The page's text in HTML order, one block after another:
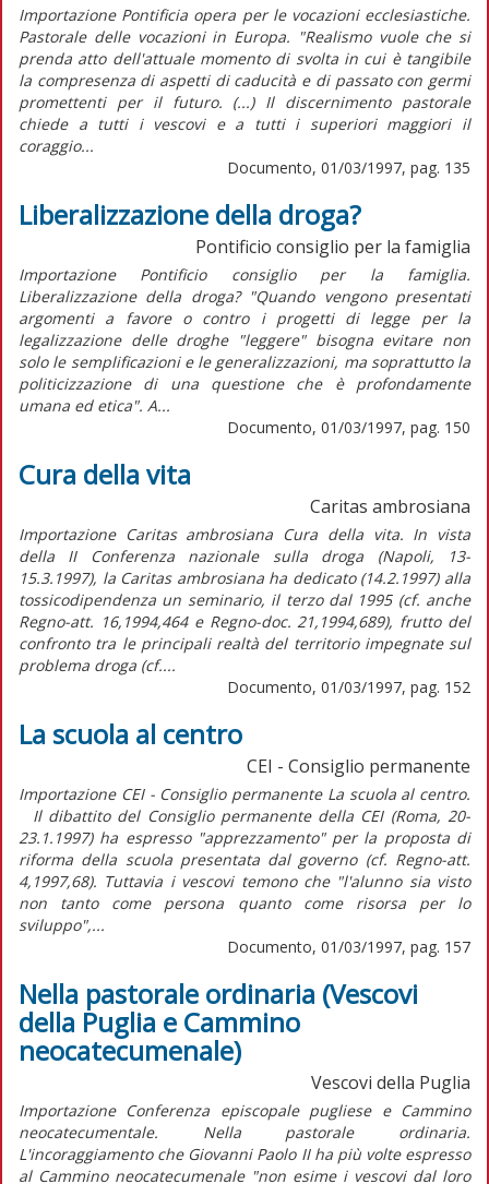
Importazione Pontificia opera per le vocazioni ecclesiastiche.
Pastorale delle vocazioni in Europa. "Realismo vuole che si
prenda atto dell'attuale momento di svolta in cui è tangibile
la compresenza di aspetti di caducità e di passato con germi
promettenti per il futuro. (...) Il discernimento pastorale
chiede a tutti i vescovi e a tutti i superiori maggiori il
coraggio...
Documento, 01/03/1997, pag. 135
Liberalizzazione della droga?
Pontificio consiglio per la famiglia
Importazione Pontificio consiglio per la famiglia.
Liberalizzazione della droga? "Quando vengono presentati
argomenti a favore o contro i progetti di legge per la
legalizzazione delle droghe "leggere" bisogna evitare non
solo le semplificazioni e le generalizzazioni, ma soprattutto la
politicizzazione di una questione che è profondamente
umana ed etica". A...
Documento, 01/03/1997, pag. 150
Cura della vita
Caritas ambrosiana
Importazione Caritas ambrosiana Cura della vita. In vista
della II Conferenza nazionale sulla droga (Napoli, 13-
15.3.1997), la Caritas ambrosiana ha dedicato (14.2.1997) alla
tossicodipendenza un seminario, il terzo dal 1995 (cf. anche
Regno-att. 16,1994,464 e Regno-doc. 21,1994,689), frutto del
confronto tra le principali realtà del territorio impegnate sul
problema droga (cf....
Documento, 01/03/1997, pag. 152
La scuola al centro
CEI - Consiglio permanente
Importazione CEI - Consiglio permanente La scuola al centro.
Il dibattito del Consiglio permanente della CEI (Roma, 20-
23.1.1997) ha espresso "apprezzamento" per la proposta di
riforma della scuola presentata dal governo (cf. Regno-att.
4,1997,68). Tuttavia i vescovi temono che "l'alunno sia visto
non tanto come persona quanto come risorsa per lo
sviluppo",...
Documento, 01/03/1997, pag. 157
Nella pastorale ordinaria (Vescovi
della Puglia e Cammino
neocatecumenale)
Vescovi della Puglia
Importazione Conferenza episcopale pugliese e Cammino
neocatecumentale. Nella pastorale ordinaria.
L'incoraggiamento che Giovanni Paolo II ha più volte espresso
al Cammino neocatecumenale "non esime i vescovi dal loro